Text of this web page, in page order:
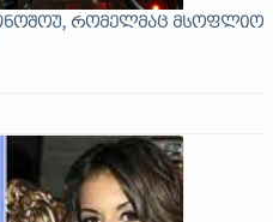
რომელმაც მსოფლიო